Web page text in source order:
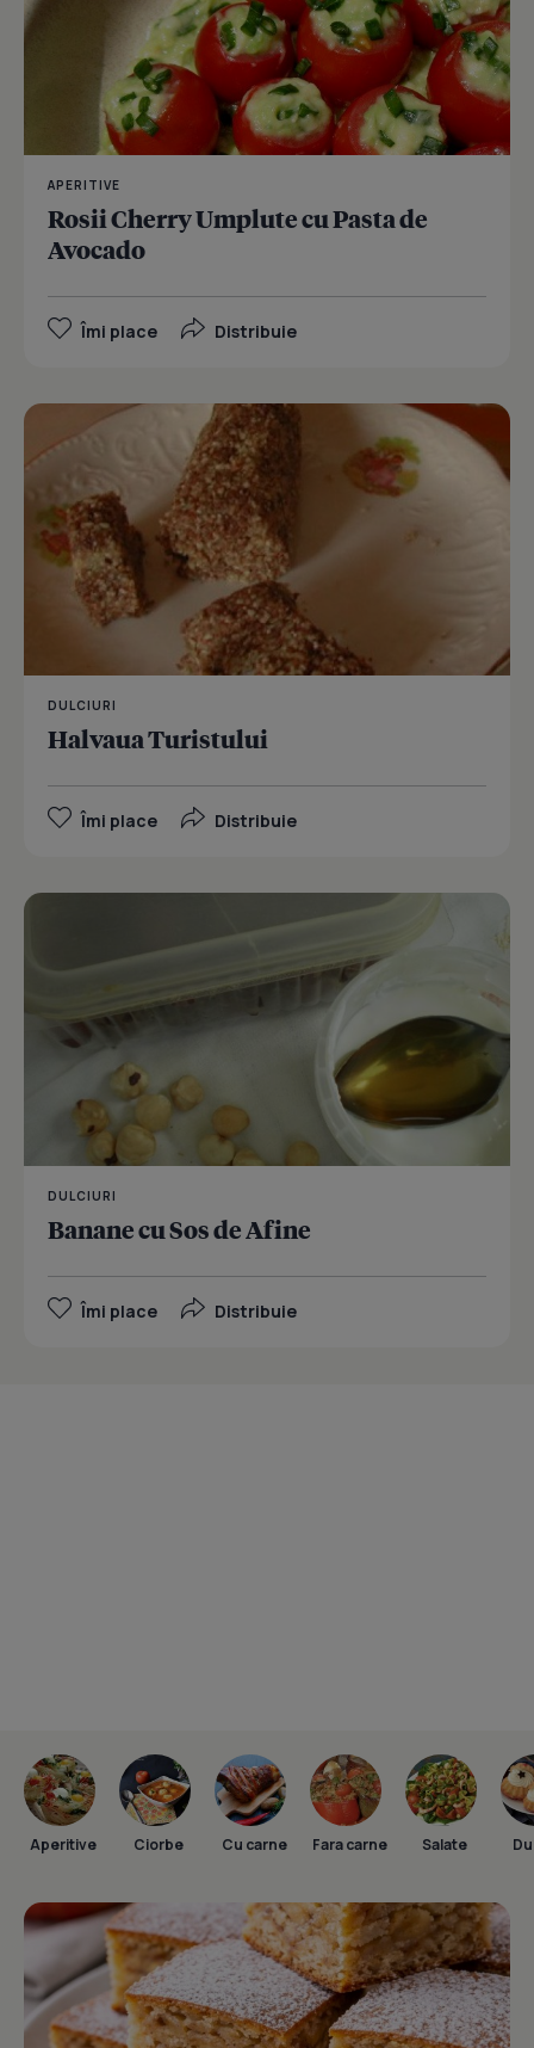
APERITIVE
Rosii Cherry Umplute cu Pasta de
Avocado
Îmi place Distribuie
DULCIURI
Halvaua Turistului
Îmi place Distribuie
DULCIURI
Banane cu Sos de Afine
Îmi place Distribuie
Aperitive Ciorbe Cu carne Fara carne Salate